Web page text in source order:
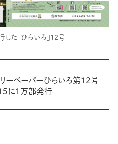
た「ひらいろ」12号
ーペーパーひらいろ第12号
に1万部発行